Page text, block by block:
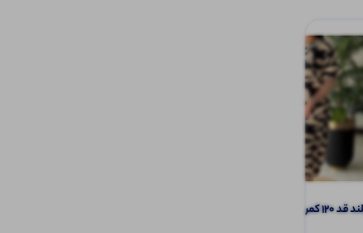
دار (پک 3 عددی)